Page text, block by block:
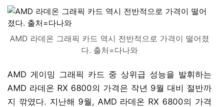
AMD 라데온 그래픽 카드 역시 전반적으로 가격이 떨어졌
다. 출처=다나와
AMD 게이밍 그래픽 카드 중 상위급 성능을 발휘하는
AMD 라데온 RX 6800의 가격은 작년 9월 대비 절반까
지 깎였다. 지난해 9월, AMD 라데온 RX 6800의 가격